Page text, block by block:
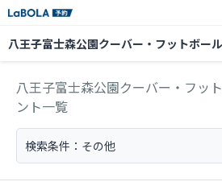
八王子富士森公園クーバー・フットボー
八王子富士森公園クーバー・フッ
ント一覧
検索条件： その他